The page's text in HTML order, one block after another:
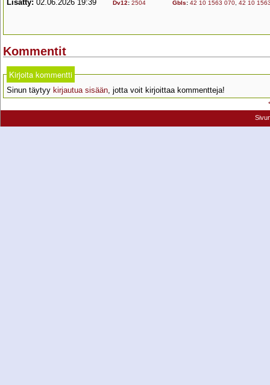
Lisätty: 02.06.2026 19:39 Dv12: 2504 Gbls: 42 10 1563 070 42 10
Kommentit
Kirjoita kommentti
Sinun täytyy kirjautua sisään, jotta voit kirjoittaa kommentteja!